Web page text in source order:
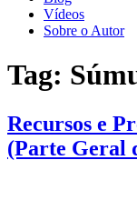
Vídeos
Sobre o Autor
Tag:
Recursos e
(Parte Geral